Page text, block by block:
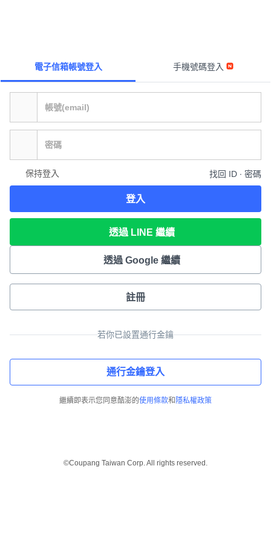
電子信箱帳號登入 手機號碼登入
保持登入 找回 ID ∙ 密碼
登入
透過 LINE 繼續
透過 Google 繼續
註冊
若你已設置通行金鑰
通行金鑰登入
繼續即表示您同意酷澎的使用條款和 隱私權政策
©Coupang Taiwan Corp. All rights reserved.